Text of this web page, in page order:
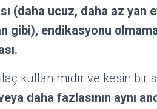
(daha ucuz, daha az yan
gibi), endikasyonu
kullanımıdır ve kesin
daha fazlasının aynı